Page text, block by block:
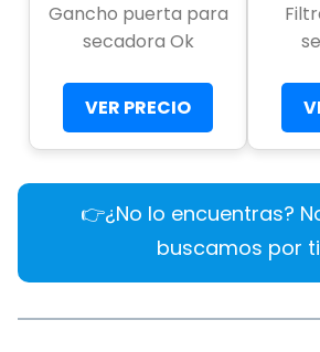
Gancho puerta para
secadora Ok
VER PRECIO
👉¿No lo encuentras?
buscamos por